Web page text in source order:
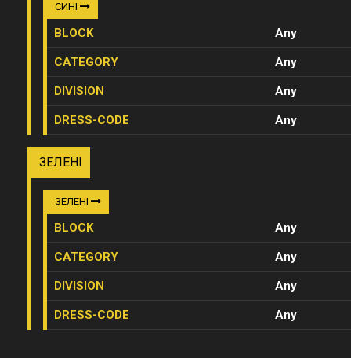
СИНІ
BLOCK Any
CATEGORY Any
DIVISION Any
DRESS-CODE Any
ЗЕЛЕНІ
ЗЕЛЕНІ
BLOCK Any
CATEGORY Any
DIVISION Any
DRESS-CODE Any